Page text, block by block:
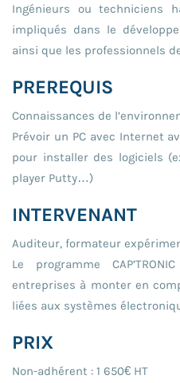
Ingénieurs ou techniciens
impliqués dans le
ainsi que les professionnels
PREREQUIS
Connaissances de
Prévoir un PC avec Internet
pour installer des logiciels
player Putty…)
INTERVENANT
Auditeur, formateur
Le programme
entreprises à monter en
liées aux systèmes
PRIX
Non-adhérent : 1 650€ HT